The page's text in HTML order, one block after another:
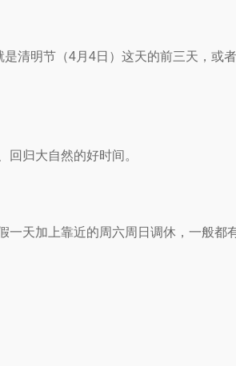
清明节（4月4日）这天的前三天，或
归大自然的好时间。
天加上靠近的周六周日调休，一般都